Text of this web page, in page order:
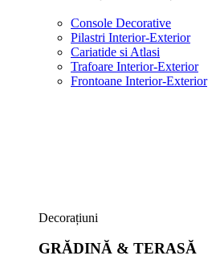
Console Decorative
Pilastri Interior-Exterior
Cariatide si Atlasi
Trafoare Interior-Exterior
Frontoane Interior-Exterior
Decorațiuni
GRĂDINĂ & TERASĂ